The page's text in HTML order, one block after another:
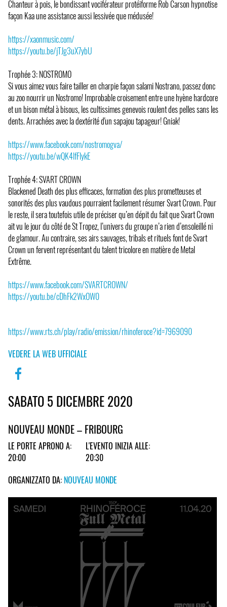
Chanteur à pois, le bondissant vociférateur protéiforme Rob Carson hypnotise
façon Kaa une assistance aussi lessivée que médusée!
https://xaonmusic.com/
https://youtu.be/jTJg3uX7ybU
Trophée 3: NOSTROMO
Si vous aimez vous faire tailler en charpie façon salami Nostrano, passez donc
au zoo nourrir un Nostromo! Improbable croisement entre une hyène hardcore
et un bison métal à bisous, les cultissimes genevois roulent des pelles sans les
dents. Arrachées avec la dextérité d'un sapajou tapageur! Gniak!
https://www.facebook.com/nostromogva/
https://youtu.be/wQK4lfFlykE
Trophée 4: SVART CROWN
Blackened Death des plus efficaces, formation des plus prometteuses et
sonorités des plus vaudous pourraient facilement résumer Svart Crown. Pour
le reste, il sera toutefois utile de préciser qu’en dépit du fait que Svart Crown
ait vu le jour du côté de St Tropez, l’univers du groupe n’a rien d’ensoleillé ni
de glamour. Au contraire, ses airs sauvages, tribals et rituels font de Svart
Crown un fervent représentant du talent tricolore en matière de Metal
Extrême.
https://www.facebook.com/SVARTCROWN/
https://youtu.be/cDhFk2WxOW0
https://www.rts.ch/play/radio/emission/rhinoferoce?id=7969090
VEDERE LA WEB UFFICIALE
SABATO 5 DICEMBRE 2020
NOUVEAU MONDE – FRIBOURG
LE PORTE APRONO A:
20:00
L'EVENTO INIZIA ALLE:
20:30
ORGANIZZATO DA: NOUVEAU MONDE